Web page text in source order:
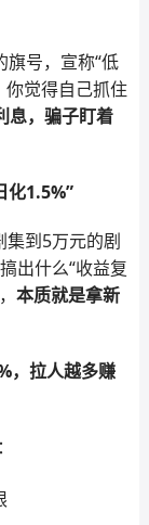
旗号，宣称“低
你觉得自己抓住
息，骗子盯着
1.5%”
集到5万元的剧
出什么“收益复
本质就是拿新
，拉人越多赚